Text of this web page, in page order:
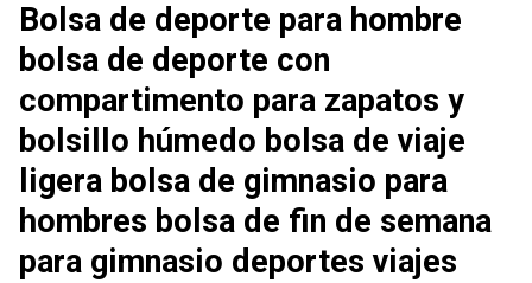
Bolsa de deporte para hombre
bolsa de deporte con
compartimento para zapatos y
bolsillo húmedo bolsa de viaje
ligera bolsa de gimnasio para
hombres bolsa de fin de semana
para gimnasio deportes viajes